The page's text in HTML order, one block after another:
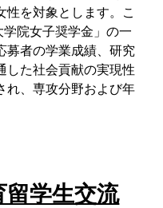
性を対象とします。こ
院女子奨学金」の一
募者の学業成績、研究
した社会貢献の実現性
れ、専攻分野および年
留学生交流